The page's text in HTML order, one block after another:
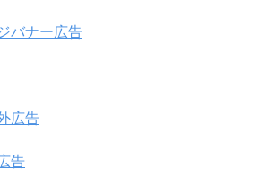
バナー広告
広告
告